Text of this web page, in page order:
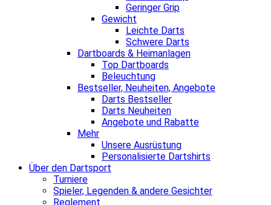
Geringer Grip
Gewicht
Leichte Darts
Schwere Darts
Dartboards & Heimanlagen
Top Dartboards
Beleuchtung
Bestseller, Neuheiten, Angebote
Darts Bestseller
Darts Neuheiten
Angebote und Rabatte
Mehr
Unsere Ausrüstung
Personalisierte Dartshirts
Über den Dartsport
Turniere
Spieler, Legenden & andere Gesichter
Reglement